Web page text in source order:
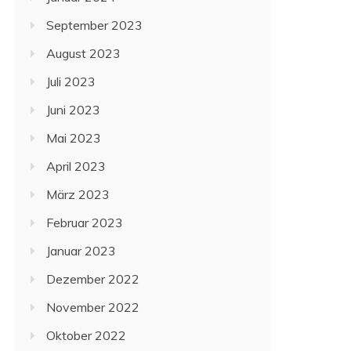
September 2023
August 2023
Juli 2023
Juni 2023
Mai 2023
April 2023
März 2023
Februar 2023
Januar 2023
Dezember 2022
November 2022
Oktober 2022